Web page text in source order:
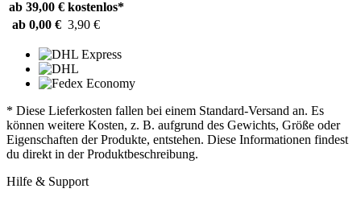
ab 39,00 € kostenlos*
ab 0,00 € 3,90 €
* Diese Lieferkosten fallen bei einem Standard-Versand an. Es
können weitere Kosten, z. B. aufgrund des Gewichts, Größe oder
Eigenschaften der Produkte, entstehen. Diese Informationen findest
du direkt in der Produktbeschreibung.
Hilfe & Support